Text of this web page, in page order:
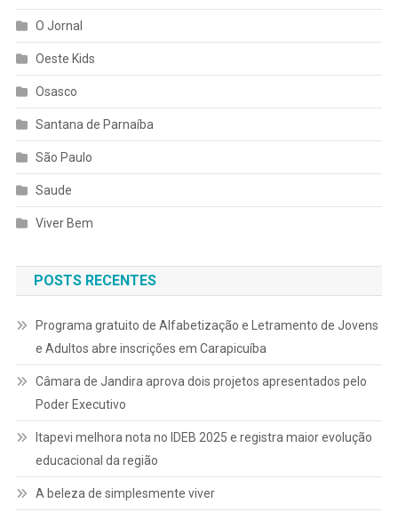
O Jornal
Oeste Kids
Osasco
Santana de Parnaíba
São Paulo
Saude
Viver Bem
POSTS RECENTES
Programa gratuito de Alfabetização e Letramento de Jovens
e Adultos abre inscrições em Carapicuíba
Câmara de Jandira aprova dois projetos apresentados pelo
Poder Executivo
Itapevi melhora nota no IDEB 2025 e registra maior evolução
educacional da região
A beleza de simplesmente viver